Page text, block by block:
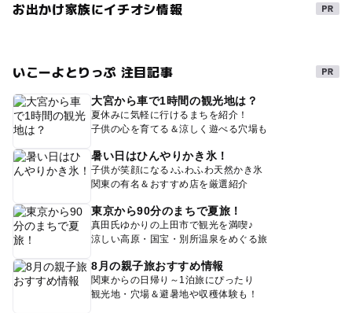
お出かけ家族にイチオシ情報
いこーよとりっぷ 注目記事
大宮から車で1時間の観光地は？
夏休みに気軽に行けるまちを紹介！
子供の心を育てる＆涼しく遊べる穴場も
暑い日はひんやりかき氷！
子供が笑顔になる♪ふわふわ天然かき氷
関東の有名＆おすすめ店を厳選紹介
東京から90分のまちで夏旅！
真田氏ゆかりの上田市で観光を満喫♪
涼しい高原・国宝・別所温泉をめぐる旅
8月の親子旅おすすめ情報
関東からの日帰り～1泊旅にぴったり
観光地・穴場＆避暑地や収穫体験も！